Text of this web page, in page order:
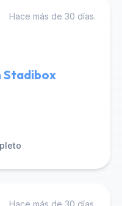
Hace más de 30 días.
Stadibox
Hace más de 30 días.